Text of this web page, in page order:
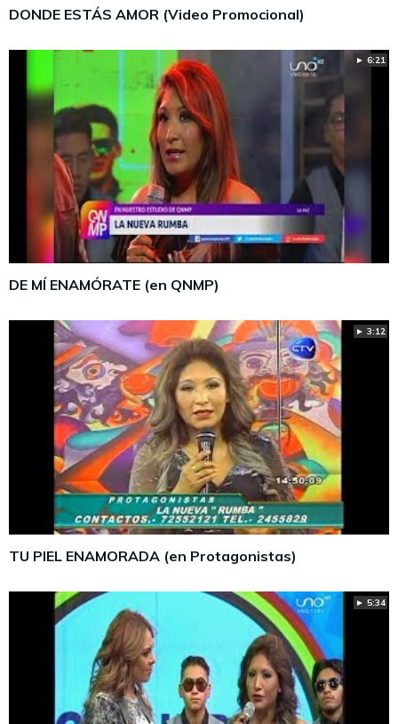
DONDE ESTÁS AMOR (Video Promocional)
► 6:21
DE MÍ ENAMÓRATE (en QNMP)
► 3:12
TU PIEL ENAMORADA (en Protagonistas)
► 5:34